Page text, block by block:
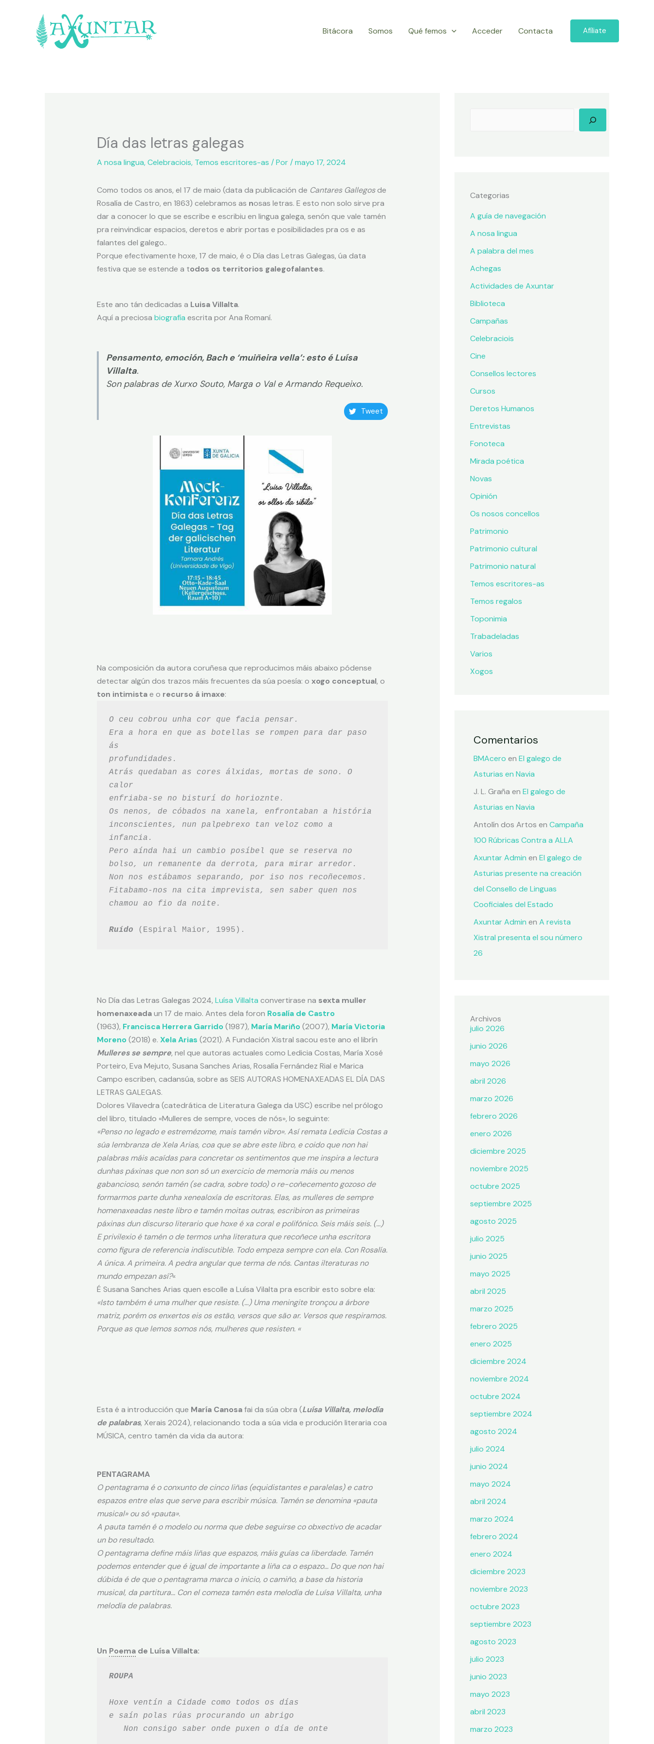
Bitácora Somos Qué femos Acceder Contacta Afíliate
Día das letras galegas
A nosa lingua,Celebraciois, Temos escritores-as / Por/mayo 17, 2024
Como todos os anos, el 17 de maio (data da publicación de Cantares Gallegosde
Rosalía de Castro, en 1863) celebramos as nosas letras. E esto non solo sirve pra
dar a conocer lo que se escribe e escribiu en lingua galega, senón que vale tamén
pra reinvindicar espacios, deretos e abrir portas e posibilidades pra os e as
falantes del galego..
Porque efectivamente hoxe, 17 de maio, é o Día das Letras Galegas, úa data
festiva que se estende a todos os territorios galegofalantes.
Este ano tán dedicadas a Luisa Villalta.
Aquí a preciosa biografía escrita por Ana Romaní.
Pensamento, emoción, Bach e ‘muiñeira vella’: esto é Luísa
Villalta.
Son palabras de Xurxo Souto, Marga o Val e Armando Requeixo.
Tweet
Na composición da autora coruñesa que reproducimos máis abaixo pódense
detectar algún dos trazos máis frecuentes da súa poesía: o xogo conceptual, o
ton intimistae o recurso á imaxe:
O ceu cobrou unha cor que facia pensar.
Era a hora en que as botellas se rompen para dar paso
ás
profundidades.
Atrás quedaban as cores álxidas, mortas de sono. O
calor
enfriaba-se no bisturí do horioznte.
Os nenos, de cóbados na xanela, enfrontaban a história
inconscientes, nun palpebrexo tan veloz como a
infancia.
Pero aínda hai un cambio posíbel que se reserva no
bolso, un remanente da derrota, para mirar arredor.
Non nos estábamos separando, por iso nos recoñecemos.
Fitabamo-nos na cita imprevista, sen saber quen nos
chamou ao fio da noite.
Ruído (Espiral Maior, 1995).
No Día das Letras Galegas 2024, Luísa Villalta convertirase na sexta muller
homenaxeadaun 17 de maio. Antes dela foron Rosalía de Castro
(1963), Francisca Herrera Garrido(1987), María Mariño (2007), María Victoria
Moreno (2018) e. Xela Arias (2021). A Fundación Xistral sacou este ano el librín
Mulleres se sempre, nel que autoras actuales como Ledicia Costas, María Xosé
Porteiro, Eva Mejuto, Susana Sanches Arias, Rosalía Fernández Rial e Marica
Campo escriben, cadansúa, sobre as SEIS AUTORAS HOMENAXEADAS EL DÍA DAS
LETRAS GALEGAS.
Dolores Vilavedra (catedrática de Literatura Galega da USC) escribe nel prólogo
del libro, titulado «Mulleres de sempre, voces de nós», lo seguinte:
«Penso no legado e estremézome, mais tamén vibro». Así remata Ledicia Costas a
súa lembranza de Xela Arias, coa que se abre este libro, e coido que non hai
palabras máis acaídas para concretar os sentimentos que me inspira a lectura
dunhas páxinas que non son só un exercicio de memoria máis ou menos
gabancioso, senón tamén (se cadra, sobre todo) o re-coñecemento gozoso de
formarmos parte dunha xenealoxía de escritoras. Elas, as mulleres de sempre
homenaxeadas neste libro e tamén moitas outras, escribiron as primeiras
páxinas dun discurso literario que hoxe é xa coral e polifónico. Seis máis seis. (…)
E privilexio é tamén o de termos unha literatura que recoñece unha escritora
como figura de referencia indiscutible. Todo empeza sempre con ela. Con Rosalía.
A única. A primeira. A pedra angular que terma de nós. Cantas ilteraturas no
mundo empezan así?«
É Susana Sanches Arias quen escolle a Luísa Vilalta pra escribir esto sobre ela:
«Isto também é uma mulher que resiste. (…) Uma meningite tronçou a árbore
matriz, porém os enxertos eis os estão, versos que são ar. Versos que respiramos.
Porque as que lemos somos nós, mulheres que resisten. «
Esta é a introducción que María Canosafai da súa obra (Luísa Villalta, melodía
de palabras, Xerais 2024), relacionando toda a súa vida e produción literaria coa
MÚSICA, centro tamén da vida da autora:
PENTAGRAMA
O pentagrama é o conxunto de cinco liñas (equidistantes e paralelas) e catro
espazos entre elas que serve para escribir música. Tamén se denomina «pauta
musical» ou só «pauta».
A pauta tamén é o modelo ou norma que debe seguirse co obxectivo de acadar
un bo resultado.
O pentagrama define máis liñas que espazos, máis guías ca liberdade. Tamén
podemos entender que é igual de importante a liña ca o espazo… Do que non hai
dúbida é de que o pentagrama marca o inicio, o camiño, a base da historia
musical, da partitura… Con el comeza tamén esta melodía de Luísa Villalta, unha
melodía de palabras.
Un Poemade Luísa Villalta:
ROUPA
Hoxe ventín a Cidade como todos os días
e saín polas rúas procurando un abrigo
   Non consigo saber onde puxen o día de onte
Categorias
A guía de navegación
A nosa lingua
A palabra del mes
Achegas
Actividades de Axuntar
Biblioteca
Campañas
Celebraciois
Cine
Consellos lectores
Cursos
Deretos Humanos
Entrevistas
Fonoteca
Mirada poética
Novas
Opinión
Os nosos concellos
Patrimonio
Patrimonio cultural
Patrimonio natural
Temos escritores-as
Temos regalos
Toponimia
Trabadeladas
Varios
Xogos
Comentarios
BMAcero enEl galego de
Asturias en Navia
J. L. Graña enEl galego de
Asturias en Navia
Antolín dos Artos enCampaña
100 Rúbricas Contra a ALLA
Axuntar Admin enEl galego de
Asturias presente na creación
del Consello de Linguas
Cooficiales del Estado
Axuntar Admin enA revista
Xistral presenta el sou número
26
Archivos
julio 2026
junio 2026
mayo 2026
abril 2026
marzo 2026
febrero 2026
enero 2026
diciembre 2025
noviembre 2025
octubre 2025
septiembre 2025
agosto 2025
julio 2025
junio 2025
mayo 2025
abril 2025
marzo 2025
febrero 2025
enero 2025
diciembre 2024
noviembre 2024
octubre 2024
septiembre 2024
agosto 2024
julio 2024
junio 2024
mayo 2024
abril 2024
marzo 2024
febrero 2024
enero 2024
diciembre 2023
noviembre 2023
octubre 2023
septiembre 2023
agosto 2023
julio 2023
junio 2023
mayo 2023
abril 2023
marzo 2023